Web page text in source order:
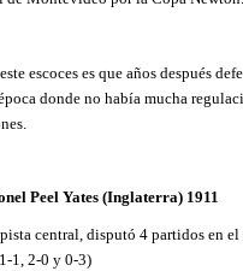
escoces es que años después
donde no había mucha
Peel Yates (Inglaterra) 1911
central, disputó 4 partidos en
1, 2-0 y 0-3)